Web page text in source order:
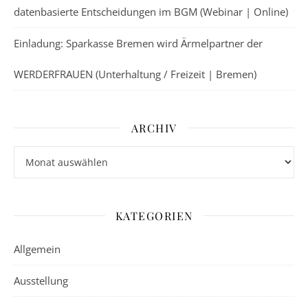
datenbasierte Entscheidungen im BGM (Webinar | Online)
Einladung: Sparkasse Bremen wird Ärmelpartner der
WERDERFRAUEN (Unterhaltung / Freizeit | Bremen)
ARCHIV
KATEGORIEN
Allgemein
Ausstellung